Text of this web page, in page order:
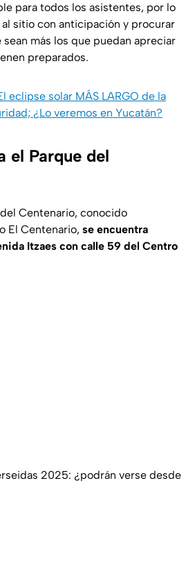
para todos los asistentes, por lo
sitio con anticipación y procurar
más los que puedan apreciar
preparados.
eclipse solar MÁS LARGO de la
¿Lo veremos en Yucatán?
el Parque del
Centenario, conocido
El Centenario, se encuentra
Itzaes con calle 59 del Centro
2025: ¿podrán verse desde